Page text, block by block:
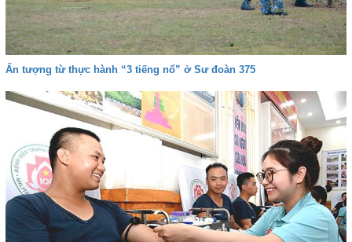
Ấn tượng từ thực hành “3 tiếng nổ” ở Sư đoàn 375